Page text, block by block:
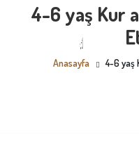
4-6 yaş Kur
Anasayfa 4-6 yaş